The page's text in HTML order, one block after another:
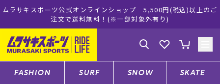
スポーツ公式オンラインショップ 5,500円(税込)以上のご
注文で送料無料！(※一部対象外有り)
ムラサ
ゲスト様
ログイン 会員登録
FASHION SURF SNOW SKATE